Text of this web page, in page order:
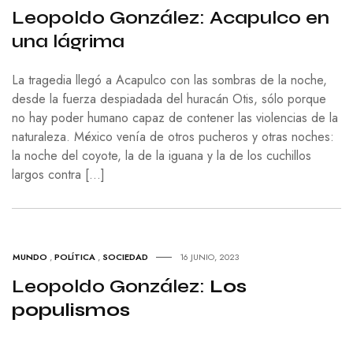
Leopoldo González: Acapulco en
una lágrima
La tragedia llegó a Acapulco con las sombras de la noche,
desde la fuerza despiadada del huracán Otis, sólo porque
no hay poder humano capaz de contener las violencias de la
naturaleza. México venía de otros pucheros y otras noches:
la noche del coyote, la de la iguana y la de los cuchillos
largos contra […]
MUNDO ,POLÍTICA , SOCIEDAD 16 JUNIO, 2023
Leopoldo González: Los
populismos